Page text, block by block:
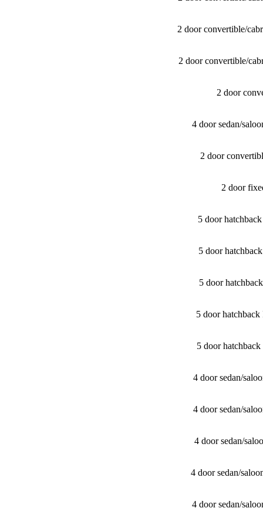
2 door convertible/​
2 door convertible/​
2 door
4 door sedan/​
2 door
2 door
5 door
5 door
5 door
5 door
5 door
4 door sedan/​
4 door sedan/​
4 door sedan/​
4 door sedan/​
4 door sedan/​